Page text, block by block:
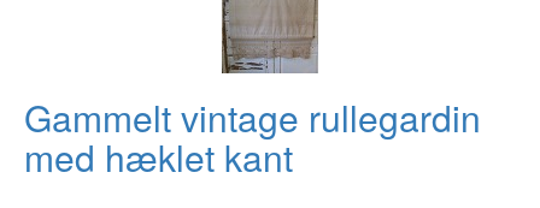
Gammelt vintage rullegardin
med hæklet kant